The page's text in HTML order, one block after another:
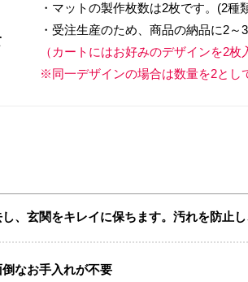
・マットの製作枚数は2枚です。(2
・受注生産のため、商品の納品に2～
（カートにはお好みのデザインを2枚
※同一デザインの場合は数量を2とし
、玄関をキレイに保ちます。汚れを防止し
なお手入れが不要